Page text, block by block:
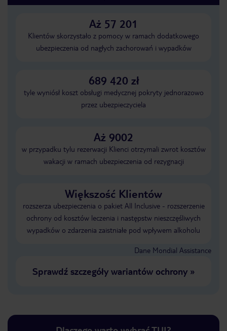
Aż 57 201
Klientów skorzystało z pomocy w ramach dodatkowego
ubezpieczenia od nagłych zachorowań i wypadków
689 420 zł
tyle wyniósł koszt obsługi medycznej pokryty jednorazowo
przez ubezpieczyciela
Aż 9002
w przypadku tylu rezerwacji Klienci otrzymali zwrot kosztów
wakacji w ramach ubezpieczenia od rezygnacji
Większość Klientów
rozszerza ubezpieczenia o pakiet All Inclusive - rozszerzenie
ochrony od kosztów leczenia i następstw nieszczęśliwych
wypadków o zdarzenia zaistniałe pod wpływem alkoholu
Dane Mondial Assistance
Sprawdź szczegóły wariantów ochrony»